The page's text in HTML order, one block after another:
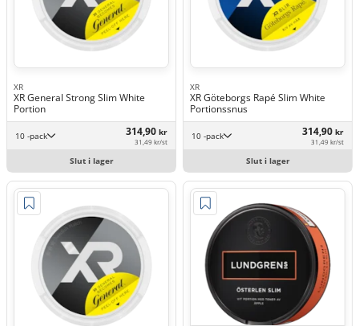
XR
XR General Strong Slim White
Portion
10 -pack 314,90 kr
31,49 kr/st
Slut i lager
XR
XR Göteborgs Rapé Slim White
Portionssnus
10 -pack 314,90 kr
31,49 kr/st
Slut i lager